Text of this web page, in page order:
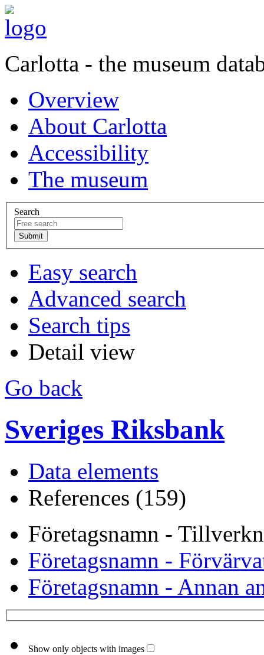
Carlotta - the museum
Overview
About Carlotta
Accessibility
The museum
Search
Easy search
Advanced search
Search tips
Detail view
Go back
Sveriges Riksbank
Data elements
References (159)
Företagsnamn -
Företagsnamn -
Företagsnamn - Annan
Show only objects with images